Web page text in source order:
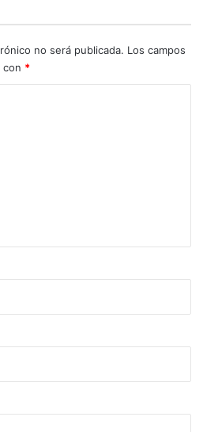
no será publicada. Los campos
con *